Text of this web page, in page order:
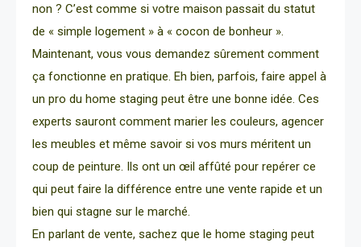
non ? C’est comme si votre maison passait du statut
de « simple logement » à « cocon de bonheur ».
Maintenant, vous vous demandez sûrement comment
ça fonctionne en pratique. Eh bien, parfois, faire appel à
un pro du home staging peut être une bonne idée. Ces
experts sauront comment marier les couleurs, agencer
les meubles et même savoir si vos murs méritent un
coup de peinture. Ils ont un œil affûté pour repérer ce
qui peut faire la différence entre une vente rapide et un
bien qui stagne sur le marché.
En parlant de vente, sachez que le home staging peut